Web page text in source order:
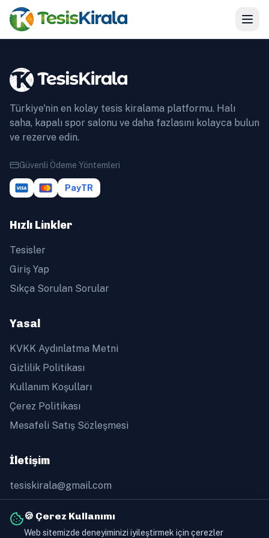
🍪 Çerez Kullanımı
Web sitemizde deneyiminizi iyileştirmek için çerezler
Türkiye'nin en kolay tesis kiralama platformu. Halı
saha, kapalı spor salonu ve daha fazlasını kolayca bulun
ve rezerve edin.
Güvenli Ödeme Yöntemleri
PayTR
Hızlı Linkler
Tesisler
Giriş Yap
Sıkça Sorulan Sorular
Yasal
KVKK Aydınlatma Metni
Gizlilik Politikası
Kullanım Koşulları
Çerez Politikası
Mesafeli Satış Sözleşmesi
İletişim
tesiskirala@gmail.com